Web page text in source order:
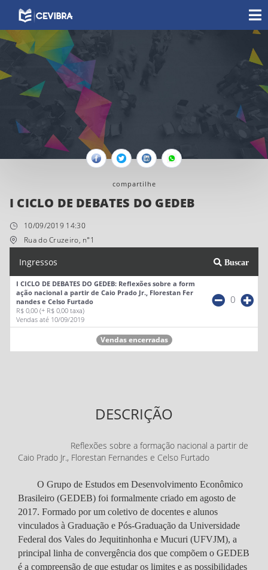
FacebookTwitterLinkedinWhatsapp
compartilhe
I CICLO DE DEBATES DO GEDEB
10/09/2019 14:30
Rua do Cruzeiro, n°1
Ingressos Buscar
I CICLO DE DEBATES DO GEDEB: Reflexões sobre a form
ação nacional a partir de Caio Prado Jr., Florestan Fer
nandes e Celso Furtado
R$ 0,00 (+ R$ 0,00 taxa)
Vendas até 10/09/2019
0
Vendas encerradas
DESCRIÇÃO
Reflexões sobre a formação nacional a partir de
Caio Prado Jr., Florestan Fernandes e Celso Furtado
O Grupo de Estudos em Desenvolvimento Econômico
Brasileiro (GEDEB) foi formalmente criado em agosto de
2017. Formado por um coletivo de docentes e alunos
vinculados à Graduação e Pós-Graduação da Universidade
Federal dos Vales do Jequitinhonha e Mucuri (UFVJM), a
principal linha de convergência dos que compõem o GEDEB
é a compreensão de que estudar os limites e as possibilidades